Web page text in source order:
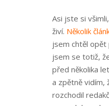
Asi jste si
živí. Několik
jsem chtěl opět
jsem se totiž,
před několika
a zpětně vidím,
rozchodil